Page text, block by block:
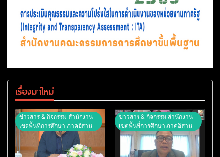
เรื่องมาใหม่
ข่าวสาร & กิจกรรม สำนักงาน
เขตพื้นที่การศึกษา ภาคอิสาน
ข่าวสาร & กิจกรรม สำนักงาน
เขตพื้นที่การศึกษา ภาคอิสาน